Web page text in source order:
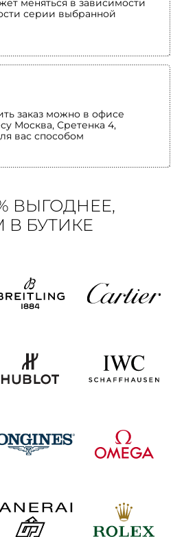
меняться в зависимости
серии выбранной
заказ можно в офисе
Москва, Сретенка 4,
вас способом
ВЫГОДНЕЕ,
В БУТИКЕ